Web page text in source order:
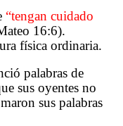
“tengan cuidado
16:6).
física ordinaria.
palabras de
sus oyentes no
sus palabras